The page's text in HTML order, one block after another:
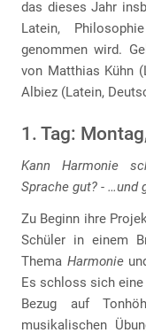
das dieses Jahr
Latein,
genommen wird.
von Matthias Kühn
Albiez (Latein,
1. Tag:
Kann Harmonie
Sprache gut? - …und
Zu Beginn ihre
Schüler in einem
Thema Harmonie
Es schloss sich
Bezug auf
musikalischen